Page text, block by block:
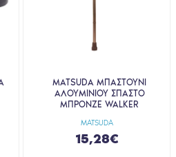
MATSUDA
MATSUDA ΜΠΑΣΤΟΥΝΙ
ΑΛΟΥΜΙΝΙΟΥ ΣΠΑΣΤΟ
ΜΠΡΟΝΖΕ WALKER
15,28€